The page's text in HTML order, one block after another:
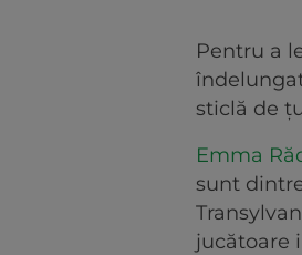
Pentru a
sticlă de
Emma
sunt
jucătoare